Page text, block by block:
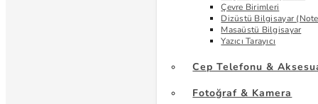
Çevre Birimleri
Dizüstü Bilgisayar
Masaüstü Bilgisayar
Yazıcı Tarayıcı
Cep Telefonu &
Fotoğraf & Kamera